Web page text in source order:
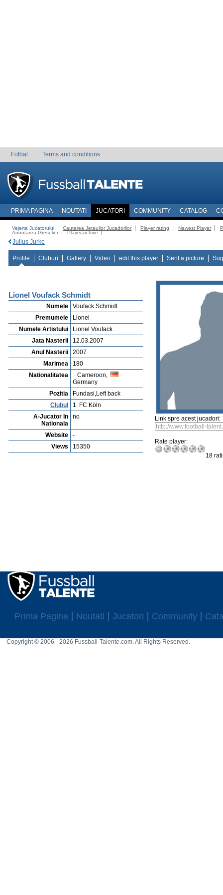
Fotbal Terms and conditions
PRIMA PAGINA NOUTATI JUCATORI COMMUNITY CATALOG
Vejerta Jucatorului Cautarea Jetauilor Jucadorilor Player rating Newest Player
Anuntarea Greselior
Playerarchive
Julius Jurke
Profile Cluburi Gallery Video edit this player Sent a picture
Lionel Voufack Schmidt
Numele
Voufack Schmidt
Premumele
Lionel
Numele Artistului
Lionel Voufack
Jata Nasterii
12.03.2007
Anul Nasterii
2007
Marimea
180
Nationalitatea
Cameroon,
Germany
Pozitia
Fundasi,Left back
Clubul
1. FC Köln
A-Jucator In
Nationala
no
Website
-
Views
15350
Link spre acest jucadori:
Rate player:
18
Prima Pagina Noutati Jucatori Community
Copyright © 2006 - 2026 Fussball-Talente.com. All Rights Reserved.